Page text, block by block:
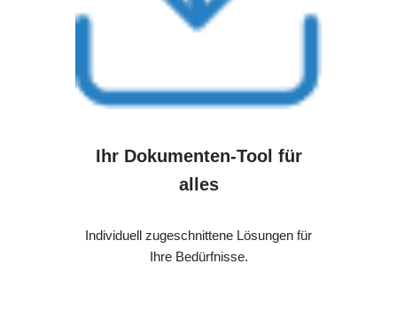
Ihr Dokumenten-Tool für
alles
Individuell zugeschnittene Lösungen für
Ihre Bedürfnisse.